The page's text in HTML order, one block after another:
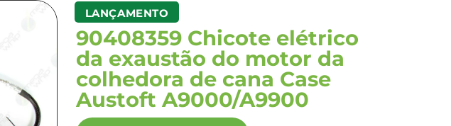
LANÇAMENTO
90408359 Chicote elétrico
da exaustão do motor da
colhedora de cana Case
Austoft A9000/A9900